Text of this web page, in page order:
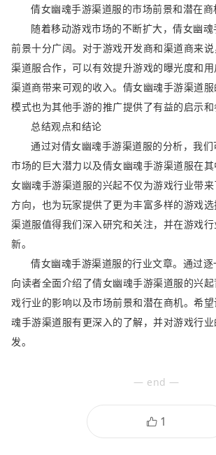
倩女幽魂手游渠道服的市场前景和潜在商
随着移动游戏市场的不断扩大，倩女幽
前景十分广阔。对于游戏开发商和渠道商来
渠道服合作，可以有效提升游戏的曝光度和
渠道商带来可观的收入。倩女幽魂手游渠道
模式也为其他手游的推广提供了有益的启示和
总结观点和结论
通过对倩女幽魂手游渠道服的分析，我
市场的巨大潜力以及倩女幽魂手游渠道服在
女幽魂手游渠道服的兴起不仅为游戏行业带
方向，也为玩家提供了更为丰富多样的游戏
渠道服值得我们深入研究和关注，并在游戏
新。
倩女幽魂手游渠道服的行业文章。通过
向读者全面介绍了倩女幽魂手游渠道服的兴
戏行业的影响以及市场前景和潜在商机。希
魂手游渠道服有更深入的了解，并对游戏行
发。
— end —